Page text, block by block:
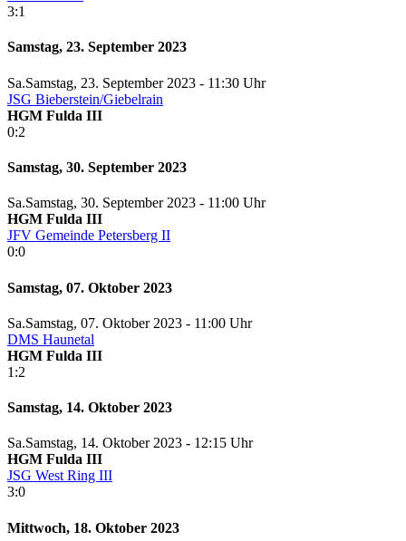
3:1
Samstag, 23. September 2023
Sa.Samstag, 23. September 2023 - 11:30 Uhr
JSG Bieberstein/Giebelrain
HGM Fulda III
0:2
Samstag, 30. September 2023
Sa.Samstag, 30. September 2023 - 11:00 Uhr
HGM Fulda III
JFV Gemeinde Petersberg II
0:0
Samstag, 07. Oktober 2023
Sa.Samstag, 07. Oktober 2023 - 11:00 Uhr
DMS Haunetal
HGM Fulda III
1:2
Samstag, 14. Oktober 2023
Sa.Samstag, 14. Oktober 2023 - 12:15 Uhr
HGM Fulda III
JSG West Ring III
3:0
Mittwoch, 18. Oktober 2023